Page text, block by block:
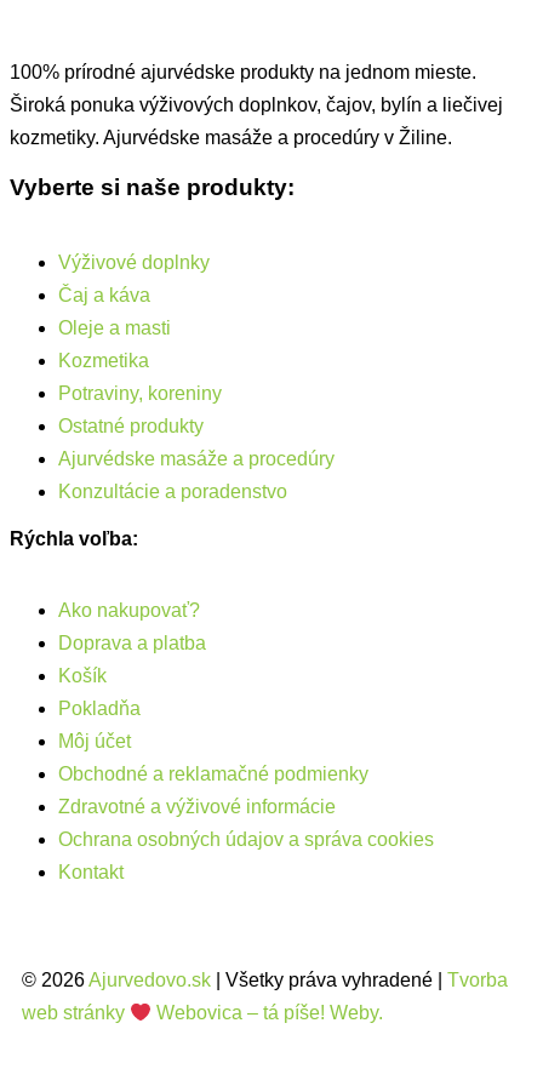
100% prírodné ajurvédske produkty na jednom mieste.
Široká ponuka výživových doplnkov, čajov, bylín a liečivej
kozmetiky. Ajurvédske masáže a procedúry v Žiline.
Vyberte si naše produkty:
Výživové doplnky
Čaj a káva
Oleje a masti
Kozmetika
Potraviny, koreniny
Ostatné produkty
Ajurvédske masáže a procedúry
Konzultácie a poradenstvo
Rýchla voľba:
Ako nakupovať?
Doprava a platba
Košík
Pokladňa
Môj účet
Obchodné a reklamačné podmienky
Zdravotné a výživové informácie
Ochrana osobných údajov a správa cookies
Kontakt
© 2026Ajurvedovo.sk | Všetky práva vyhradené | Tvorba
web stránky
Webovica – tá píše! Weby.